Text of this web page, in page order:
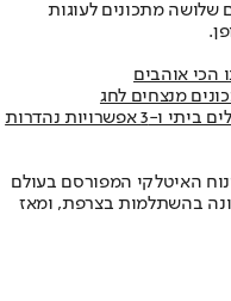
שלושה מתכונים לעוגות
הכי אוהבים
מנצחים לחג
אם בא לכם להשקיע השנה: מתכון לבצק עלים ביתי ו-3 אפשרויות נהדרות
האיטלקי המפורסם בעולם
בהשתלמות בצרפת, ומאז